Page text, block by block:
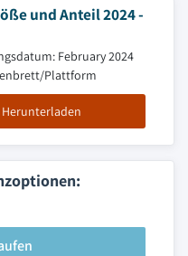
und Anteil 2024 -
February 2024
Plattform
Herunterladen